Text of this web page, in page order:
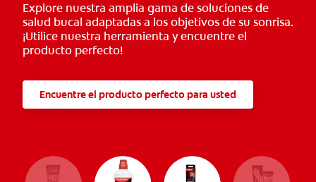
Explore nuestra amplia gama de soluciones de
salud bucal adaptadas a los objetivos de su sonrisa.
¡Utilice nuestra herramienta y encuentre el
producto perfecto!
Encuentre el producto perfecto para usted